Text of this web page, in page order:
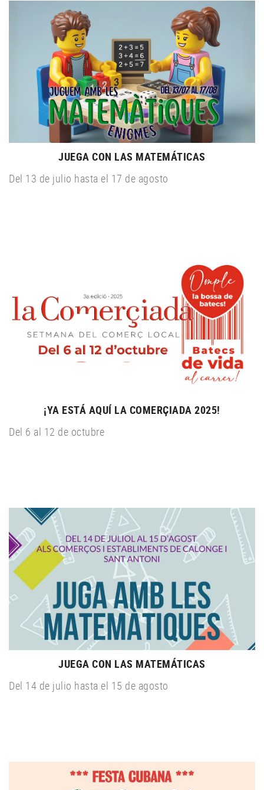
JUEGA CON LAS MATEMÁTICAS
Del 13 de julio hasta el 17 de agosto
¡YA ESTÁ AQUÍ LA COMERÇIADA 2025!
Del 6 al 12 de octubre
JUEGA CON LAS MATEMÁTICAS
Del 14 de julio hasta el 15 de agosto